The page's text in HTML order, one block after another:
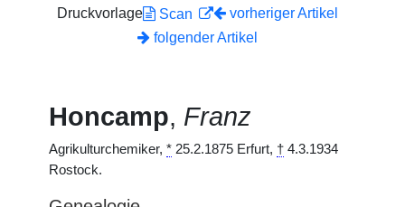
Druckvorlage
Scan
vorheriger Artikel
folgender Artikel
Honcamp, Franz
Agrikulturchemiker, * 25.2.1875 Erfurt, † 4.3.1934
Rostock.